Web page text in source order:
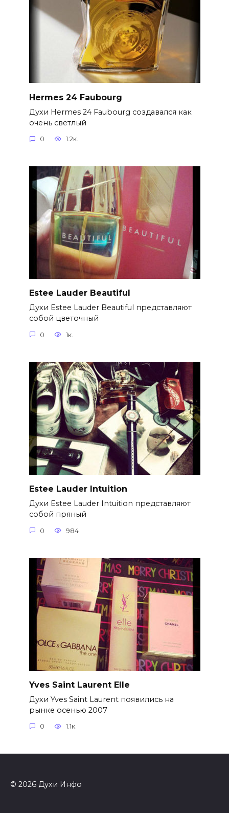
Hermes 24 Faubourg
Духи Hermes 24 Faubourg создавался как
очень светлый
0 1.2к.
Estee Lauder Beautiful
Духи Estee Lauder Beautiful представляют
собой цветочный
0 1к.
Estee Lauder Intuition
Духи Estee Lauder Intuition представляют
собой пряный
0 984
Yves Saint Laurent Elle
Духи Yves Saint Laurent появились на
рынке осенью 2007
0 1.1к.
© 2026 Духи Инфо